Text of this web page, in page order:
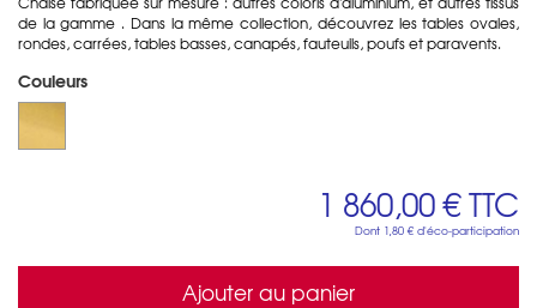
de la gamme . Dans la même collection, découvrez les tables ovales,
rondes, carrées, tables basses, canapés, fauteuils, poufs et paravents.
Couleurs
1 860,00 €TTC
Dont 1,80 € d'éco-participation
Ajouter au panier